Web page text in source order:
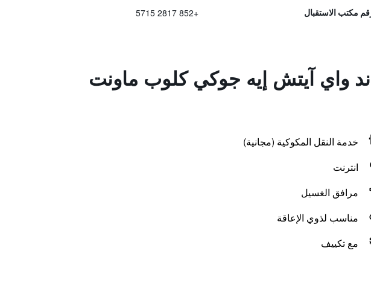
مكتب الاستقبال +852 2817 5715
واي آيتش إيه جوكي كلوب ماونت
خدمة النقل المكوكية (مجانية)
انترنت
مرافق الغسيل
مناسب لذوي الإعاقة
مع تكييف